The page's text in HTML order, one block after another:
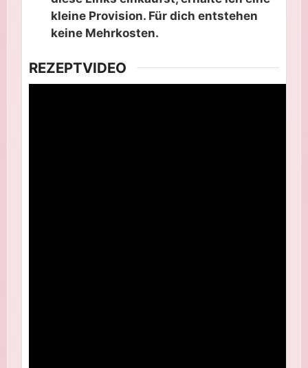
kleine Provision. Für dich entstehen
keine Mehrkosten.
REZEPTVIDEO